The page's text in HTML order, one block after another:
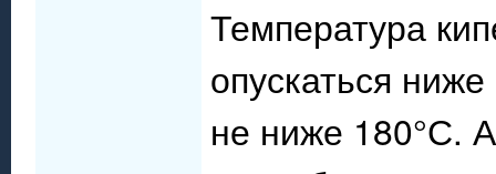
Температура
опускаться
не ниже 180°С.